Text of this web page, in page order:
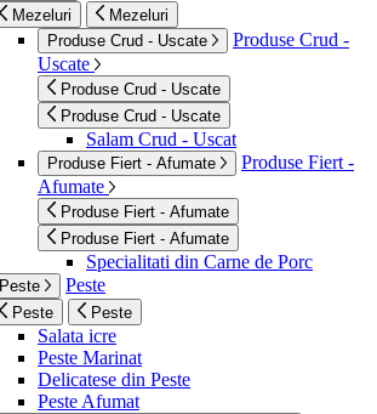
Mezeluri
Mezeluri
Produse Crud - Uscate
Produse Crud -
Uscate
Produse Crud - Uscate
Produse Crud - Uscate
Salam Crud - Uscat
Produse Fiert - Afumate
Produse Fiert -
Afumate
Produse Fiert - Afumate
Produse Fiert - Afumate
Specialitati din Carne de Porc
Peste Peste
Peste Peste
Salata icre
Peste Marinat
Delicatese din Peste
Peste Afumat